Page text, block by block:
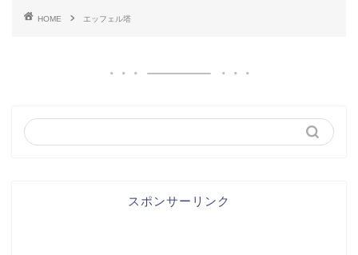
HOME エッフェル塔
スポンサーリンク